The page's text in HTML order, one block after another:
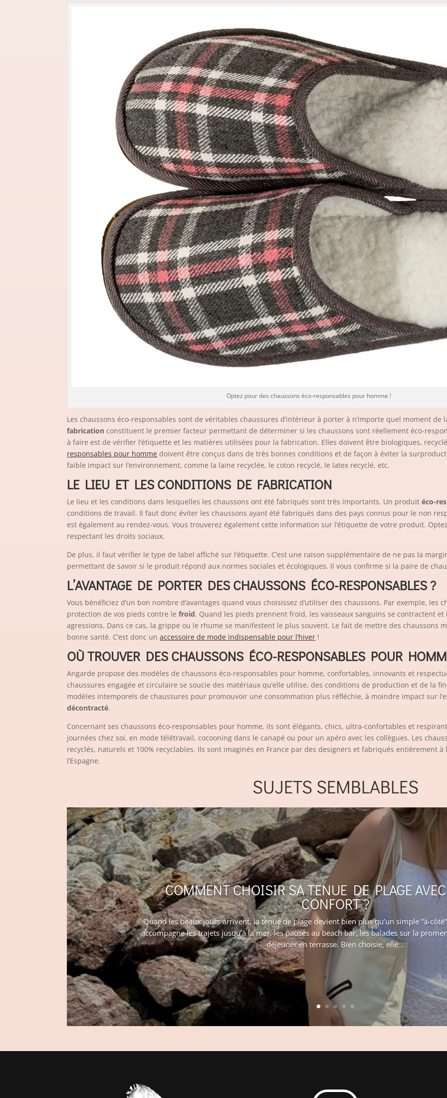
Optez pour des chaussons éco-responsables pour homme !
Les chaussons éco-responsables sont de véritables chaussures d’intérieur à porter à n’importe quel moment
fabrication constituent le premier facteur permettant de déterminer si les chaussons sont réellement éco-
à faire est de vérifier l’étiquette et les matières utilisées pour la fabrication. Elles doivent être biologiques,
responsables pour homme doivent être conçus dans de très bonnes conditions et de façon à éviter la
faible impact sur l’environnement, comme la laine recyclée, le coton recyclé, le latex recyclé, etc.
LE LIEU ET LES CONDITIONS DE FABRICATION
Le lieu et les conditions dans lesquelles les chaussons ont été fabriqués sont très importants. Un produitéco-
conditions de travail. Il faut donc éviter les chaussons ayant été fabriqués dans des pays connus pour le non
est également au rendez-vous. Vous trouverez également cette information sur l’étiquette de votre produit.
respectant les droits sociaux.
De plus, il faut vérifier le type de label affiché sur l’étiquette. C’est une raison supplémentaire de ne pas la
permettant de savoir si le produit répond aux normes sociales et écologiques. Il vous confirme si la paire de
L’AVANTAGE DE PORTER DES CHAUSSONS ÉCO-RESPONSABLES ?
Vous bénéficiez d’un bon nombre d’avantages quand vous choisissez d’utiliser des chaussons. Par exemple, les
protection de vos pieds contre lefroid. Quand les pieds prennent froid, les vaisseaux sanguins se contractent
agressions. Dans ce cas, la grippe ou le rhume se manifestent le plus souvent. Le fait de mettre des chaussons
bonne santé. C’est donc unaccessoire de mode indispensable pour l’hiver !
OÙ TROUVER DES CHAUSSONS ÉCO-RESPONSABLES POUR
Angarde propose des modèles de chaussons éco-responsables pour homme, confortables, innovants et
chaussuresengagée et circulaire se soucie des matériaux qu’elle utilise, des conditions de production et de la
modèles intemporels de chaussures pour promouvoir une consommation plus réfléchie, à moindre impact sur
décontracté.
Concernant ses chaussons éco-responsables pour homme, ils sont élégants, chics, ultra-confortables et
journées chez soi, en mode télétravail, cocooning dans le canapé ou pour un apéro avec les collègues. Les
recyclés, naturels et 100% recyclables. Ils sont imaginés en France par des designers et fabriqués entièrement
l’Espagne.
SUJETS SEMBLABLES
COMMENT CHOISIR SA TENUE DE PLAGE
CONFORT ?
Quand les beaux jours arrivent, la tenue de plage devient bien plus qu’un simple “à-
accompagne les trajets jusqu’à la mer, les pauses au beach bar, les balades sur la
déjeuner en terrasse. Bien choisie, elle...